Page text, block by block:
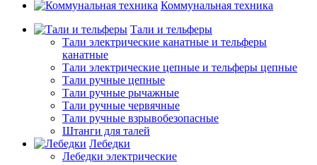
Коммунальная техника
Тали и тельферы
Тали электрические канатные и тельферы
канатные
Тали электрические цепные и тельферы цепные
Тали ручные цепные
Тали ручные рычажные
Тали ручные червячные
Тали ручные взрывобезопасные
Штанги для талей
Лебедки
Лебедки электрические